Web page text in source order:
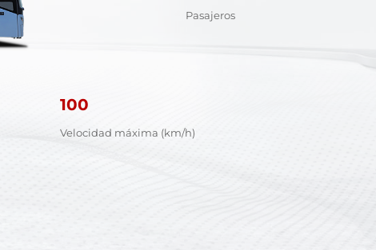
Pasajeros
100
Velocidad máxima (km/h)